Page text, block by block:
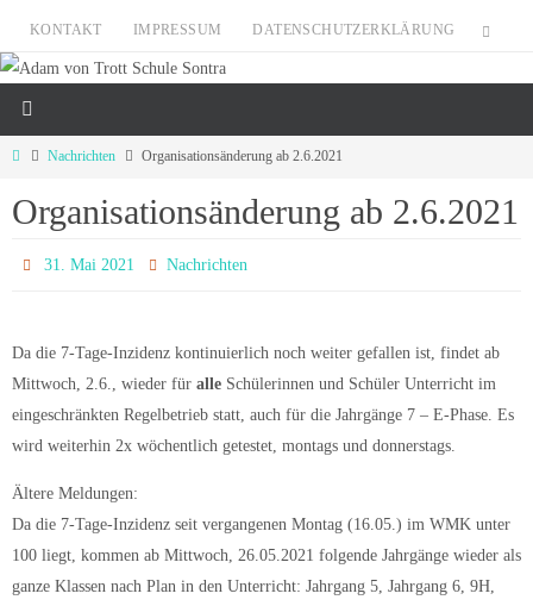
Zum
Inhalt
springen
KONTAKT IMPRESSUM DATENSCHUTZERKLÄRUNG
StartNachrichten Organisationsänderung ab 2.6.2021
Organisationsänderung ab 2.6.2021
31. Mai 2021 Nachrichten
Da die 7-Tage-Inzidenz kontinuierlich noch weiter gefallen ist, findet ab
Mittwoch, 2.6., wieder für alle Schülerinnen und Schüler Unterricht im
eingeschränkten Regelbetrieb statt, auch für die Jahrgänge 7 – E-Phase. Es
wird weiterhin 2x wöchentlich getestet, montags und donnerstags.
Ältere Meldungen:
Da die 7-Tage-Inzidenz seit vergangenen Montag (16.05.) im WMK unter
100 liegt, kommen ab Mittwoch, 26.05.2021 folgende Jahrgänge wieder als
ganze Klassen nach Plan in den Unterricht: Jahrgang 5, Jahrgang 6, 9H,